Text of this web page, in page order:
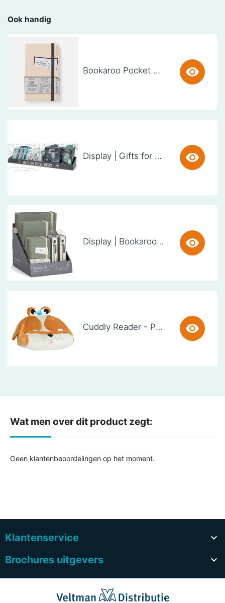
Ook handig
Bookaroo Pocket Notebook (A6) - CREAM
Display | Gifts for Book Lovers (60cm)
Display | Bookaroo Notebook & Pen - Fern
Cuddly Reader - Puppy Pete
Wat men over dit product zegt:
Geen klantenbeoordelingen op het moment.
Klantenservice

Brochures uitgevers
